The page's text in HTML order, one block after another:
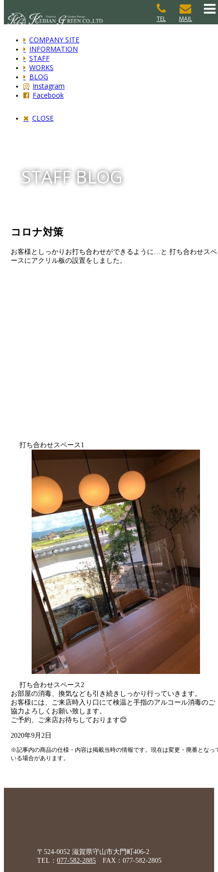
MAIL
TEL
COMPANY SITE
INFORMATION
STAFF
WORKS
BLOG
Instagram
Facebook
CLOSE
STAFF BLOG
コロナ対策
お客様としっかりお打ち合わせができるように…と 打ち合わせスペ
ースにアクリル板の設置をしました。
打ち合わせスペース1
打ち合わせスペース2
お部屋の消毒、換気なども引き続きしっかり行っていきます。
お客様には、ご来店時入り口にて検温と手指のアルコール消毒のご
協力よろしくお願い致します。
ご予約、ご来店お待ちしております😊
2020年9月2日
※記事内の商品の仕様・内容は掲載当時の情報です。現在は変更・廃番となっ
いる場合があります。
〒524-0052 滋賀県守山市大門町406-2
TEL： 077-582-2885 FAX：077-582-2805